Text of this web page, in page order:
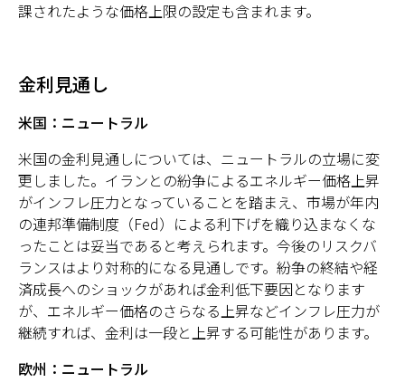
課されたような価格上限の設定も含まれます。
金利見通し
米国：ニュートラル
米国の金利見通しについては、ニュートラルの立場に変
更しました。イランとの紛争によるエネルギー価格上昇
がインフレ圧力となっていることを踏まえ、市場が年内
の連邦準備制度（Fed）による利下げを織り込まなくな
ったことは妥当であると考えられます。今後のリスクバ
ランスはより対称的になる見通しです。紛争の終結や経
済成長へのショックがあれば金利低下要因となります
が、エネルギー価格のさらなる上昇などインフレ圧力が
継続すれば、金利は一段と上昇する可能性があります。
欧州：ニュートラル